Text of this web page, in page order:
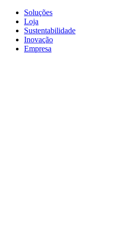
Soluções
Loja
Sustentabilidade
Inovação
Empresa